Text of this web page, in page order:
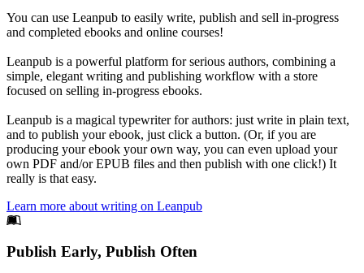
You can use Leanpub to easily write, publish and sell in-progress
and completed ebooks and online courses!
Leanpub is a powerful platform for serious authors, combining a
simple, elegant writing and publishing workflow with a store
focused on selling in-progress ebooks.
Leanpub is a magical typewriter for authors: just write in plain text,
and to publish your ebook, just click a button. (Or, if you are
producing your ebook your own way, you can even upload your
own PDF and/or EPUB files and then publish with one click!) It
really is that easy.
Learn more about writing on Leanpub
Footer
Publish Early, Publish Often